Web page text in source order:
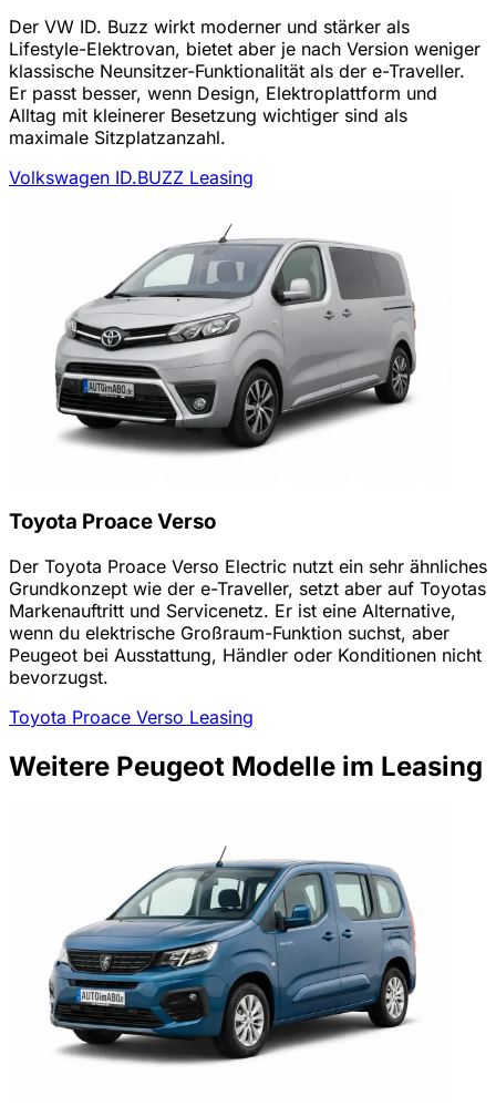
Der VW ID. Buzz wirkt moderner und stärker als
Lifestyle-Elektrovan, bietet aber je nach Version weniger
klassische Neunsitzer-Funktionalität als der e-Traveller.
Er passt besser, wenn Design, Elektroplattform und
Alltag mit kleinerer Besetzung wichtiger sind als
maximale Sitzplatzanzahl.
Volkswagen ID.BUZZ Leasing
Toyota Proace Verso
Der Toyota Proace Verso Electric nutzt ein sehr ähnliches
Grundkonzept wie der e-Traveller, setzt aber auf Toyotas
Markenauftritt und Servicenetz. Er ist eine Alternative,
wenn du elektrische Großraum-Funktion suchst, aber
Peugeot bei Ausstattung, Händler oder Konditionen nicht
bevorzugst.
Toyota Proace Verso Leasing
Weitere Peugeot Modelle im Leasing